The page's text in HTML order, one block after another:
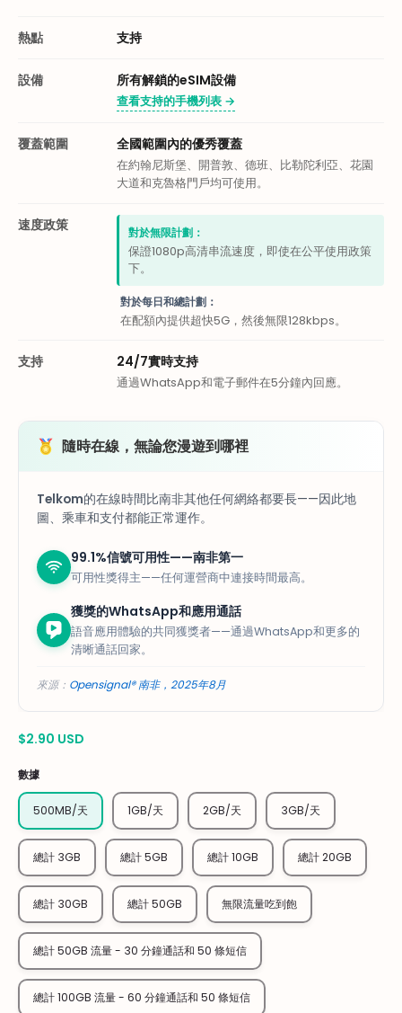
熱點 支持
設備 所有解鎖的eSIM設備
查看支持的手機列表 →
覆蓋範圍 全國範圍內的優秀覆蓋
在約翰尼斯堡、開普敦、德班、比勒陀利亞、花園
大道和克魯格門戶均可使用。
速度政策 對於無限計劃：
保證1080p高清串流速度，即使在公平使用政策
下。
對於每日和總計劃：
在配額內提供超快5G，然後無限128kbps。
支持 24/7實時支持
通過WhatsApp和電子郵件在5分鐘內回應。
隨時在線，無論您漫遊到哪裡
Telkom的在線時間比南非其他任何網絡都要長——因此地
圖、乘車和支付都能正常運作。
99.1%信號可用性——南非第一
可用性獎得主——任何運營商中連接時間最高。
獲獎的WhatsApp和應用通話
語音應用體驗的共同獲獎者——通過WhatsApp和更多的
清晰通話回家。
來源： Opensignal® 南非，2025年8月
$2.90 USD
數據
500MB/天 1GB/天 2GB/天 3GB/天
總計 3GB 總計 5GB 總計 10GB 總計 20GB
總計 30GB 總計 50GB 無限流量吃到飽
總計 50GB 流量 - 30 分鐘通話和 50 條短信
總計 100GB 流量 - 60 分鐘通話和 50 條短信